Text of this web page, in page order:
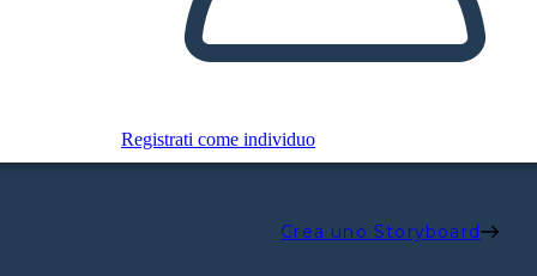
Registrati come individuo
Crea uno Storyboard